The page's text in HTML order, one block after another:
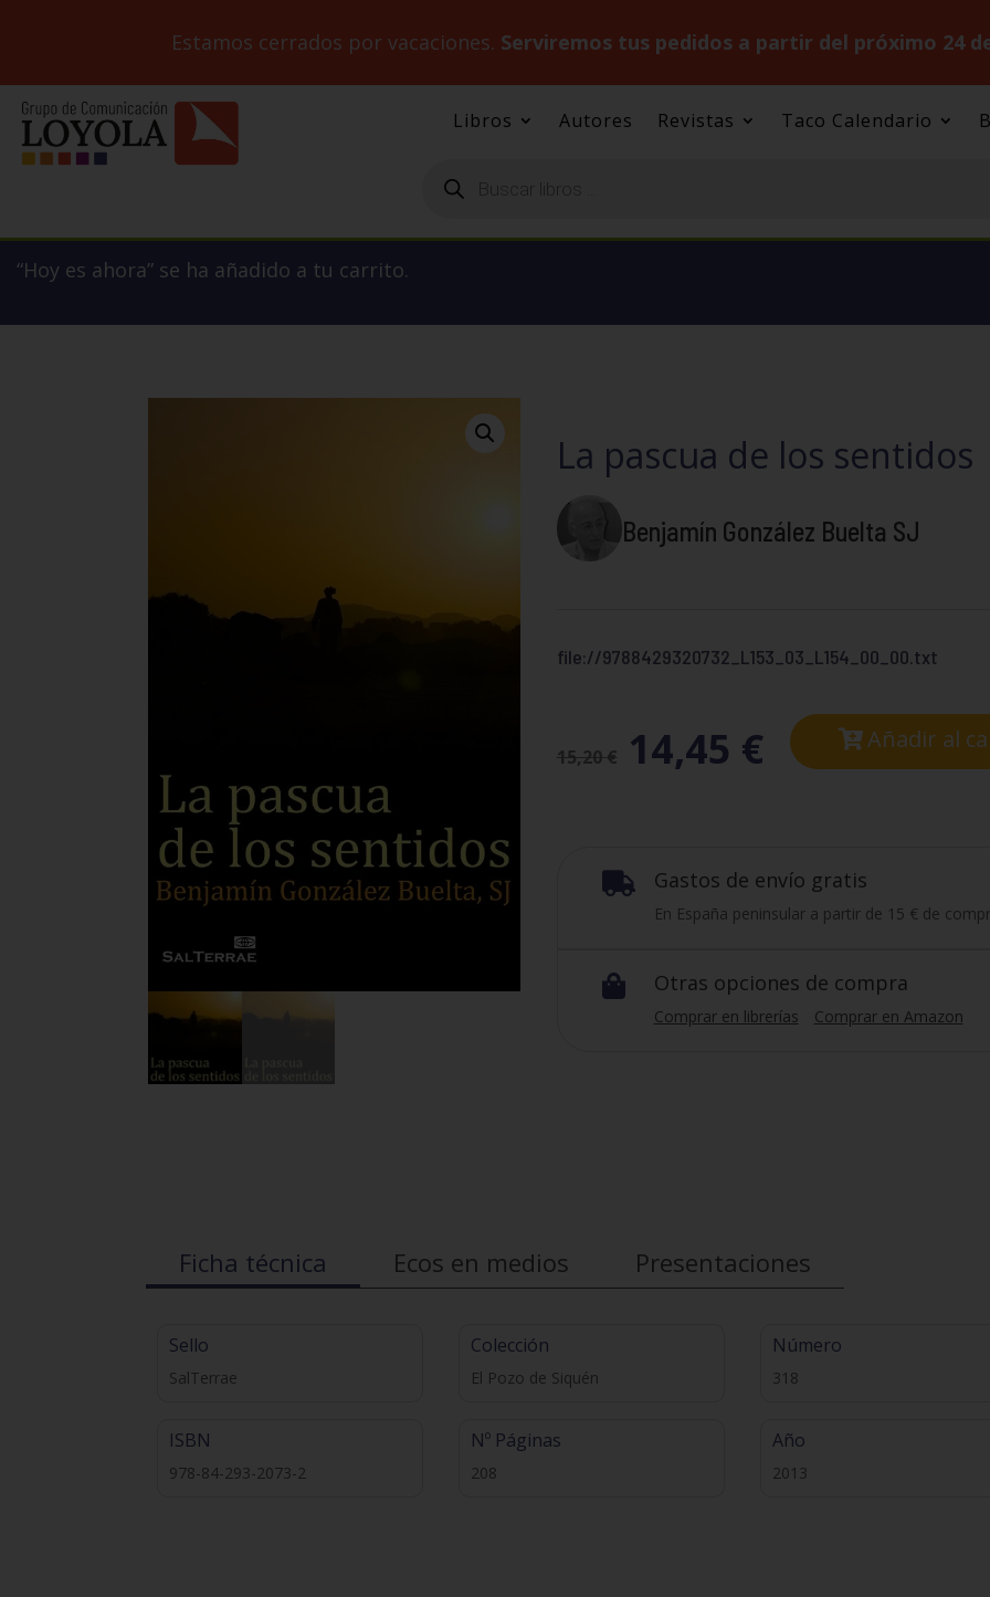
Estamos cerrados por vacaciones. Serviremos tus pedidos a partir del próximo 24
Libros Autores Revistas Taco Calendario
productos
“Hoy es ahora” se ha añadido a tu carrito.
La pascua de los sentidos
Benjamín González Buelta SJ
file://9788429320732_L153_03_L154_00_00.txt
15,20€ 14,45 € Añadir al
 Gastos de envío gratis
En España peninsular a partir de 15 € de
 Otras opciones de compra
Comprar en librerías Comprar en Amazon
Ficha técnica Ecos en medios Presentaciones
Sello
SalTerrae
ISBN
978-84-293-2073-2
Colección
El Pozo de Siquén
Nº Páginas
208
Número
318
Año
2013